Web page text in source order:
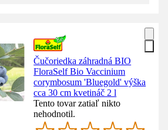
Čučoriedka záhradná BIO
FloraSelf Bio Vaccinium
corymbosum 'Bluegold' výška
cca 30 cm kvetináč 2 l
Tento tovar zatiaľ nikto
nehodnotil.